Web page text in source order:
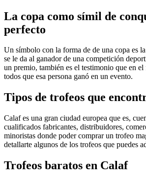
La copa como símil de
perfecto
Un símbolo con la forma de de una copa es
se le da al ganador de una competición
un premio, también es el testimonio que en
todos que esa persona ganó en un evento.
Tipos de trofeos que
Calaf es una gran ciudad europea que es,
cualificados fabricantes, distribuidores,
minoristas donde poder comprar un trofeo
detallarte algunos de los trofeos que puedes
Trofeos baratos en Calaf